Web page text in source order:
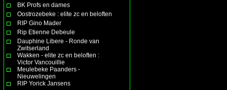
BK Profs en dames
Oostrozebeke : elite zc en beloften
RIP Gino Mader
Rip Etienne Debeule
Dauphine Libere - Ronde van
Zwitserland
Wakken - elite zc en beloften :
Victor Vancouillie
Meulebeke Paanders -
Nieuwelingen
RIP Yorick Jansens